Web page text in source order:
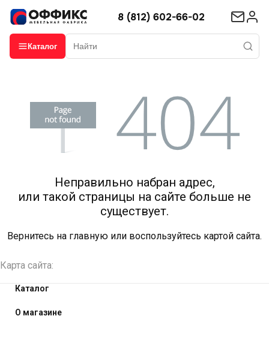
8 (812) 602-66-02
Каталог
Неправильно набран адрес,
или такой страницы на сайте больше не
существует.
Вернитесь на главную или воспользуйтесь картой сайта.
Карта сайта:
Каталог
О магазине